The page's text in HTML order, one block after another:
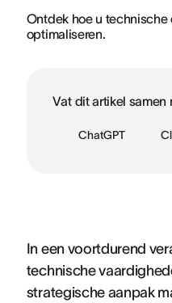
Ontdek hoe u
optimaliseren.
Vat dit artikel samen
ChatGPT
In een voortdurend
technische
strategische aanpak